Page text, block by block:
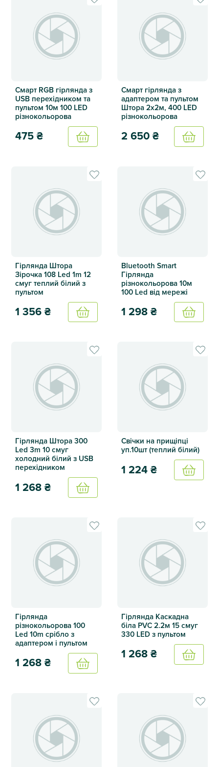
Смарт RGB гірлянда з
USB перехідником та
пультом 10м 100 LED
різнокольорова
475₴
Купить
Смарт гірлянда з
адаптером та пультом
Штора 2х2м, 400 LED
різнокольорова
2 650₴
Купить
Гірлянда Штора
Зірочка 108 Led 1m 12
смуг теплий білий з
пультом
1 356₴
Купить
Bluetooth Smart
Гірлянда
різнокольорова 10м
100 Led від мережі
1 298₴
Купить
Гірлянда Штора 300
Led 3m 10 смуг
холодний білий з USB
перехідником
1 268₴
Купить
Свічки на прищіпці
уп.10шт (теплий білий)
1 224₴
Купить
Гірлянда
різнокольорова 100
Led 10m срібло з
адаптером і пультом
1 268₴
Купить
Гірлянда Каскадна
біла PVC 2.2м 15 смуг
330 LED з пультом
1 268₴
Купить